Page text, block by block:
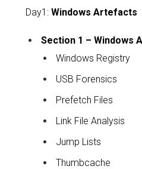
Day1:Windows Artefacts
Section 1 – Windows
Windows Registry
USB Forensics
Prefetch Files
Link File Analysis
Jump Lists
Thumbcache